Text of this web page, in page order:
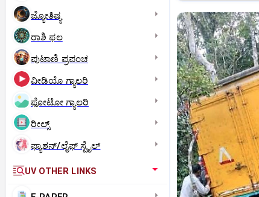
ಜ್ಯೋತಿಷ್ಯ
ರಾಶಿ ಫಲ
ಪುಟಾಣಿ ಪ್ರಪಂಚ
ವೀಡಿಯೊ ಗ್ಯಾಲರಿ
ಫೋಟೋ ಗ್ಯಾಲರಿ
ರೀಲ್ಸ್
ಫ್ಯಾಶನ್/ಲೈಫ್‌ ಸ್ಟೈಲ್
UV OTHER LINKS